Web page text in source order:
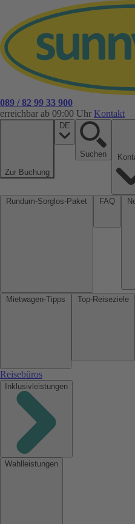
089 / 82 99 33 900
erreichbar ab 09:00 Uhr Kontakt
Zur Buchung
DE
Suchen
Reisebüros
Inklusivleistungen
Wahlleistungen